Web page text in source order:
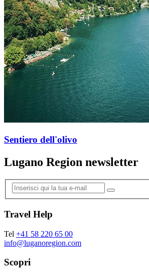
Sentiero dell'olivo
Lugano Region newsletter
Travel Help
Tel +41 58 220 65 00
info@luganoregion.com
Scopri